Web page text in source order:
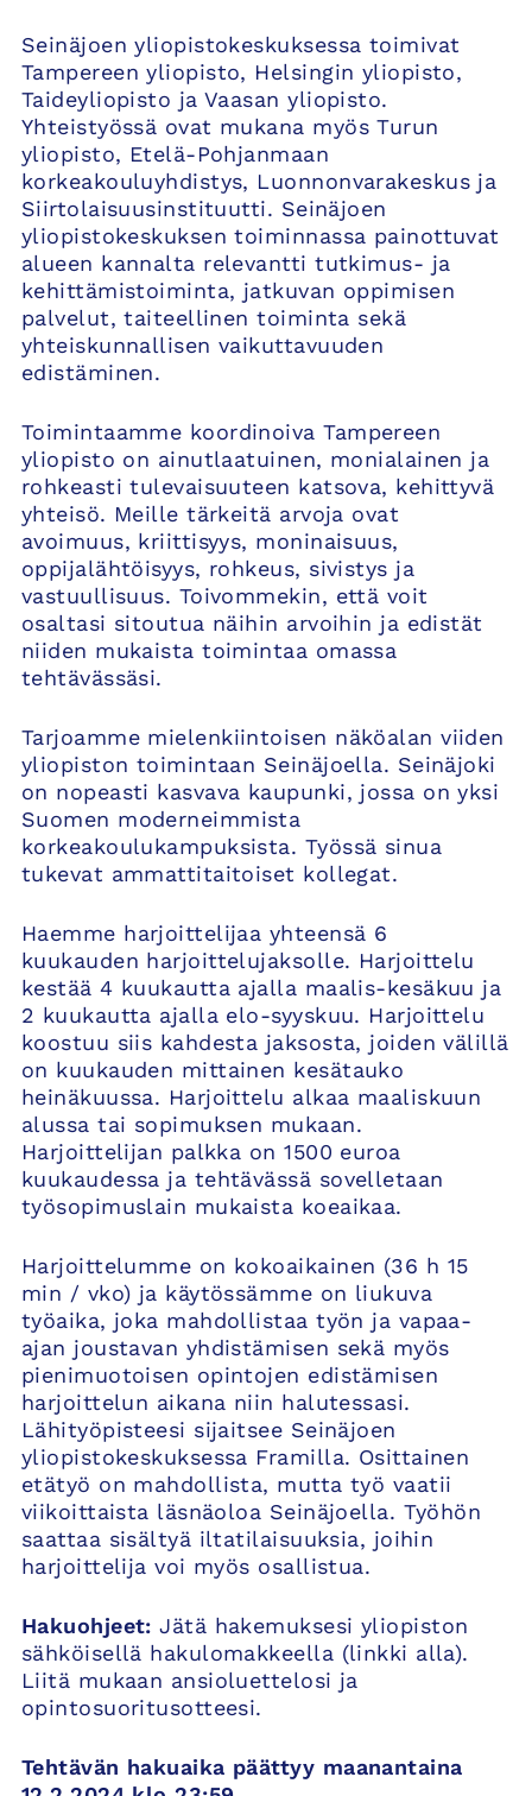
Seinäjoen yliopistokeskuksessa toimivat
Tampereen yliopisto, Helsingin yliopisto,
Taideyliopisto ja Vaasan yliopisto.
Yhteistyössä ovat mukana myös Turun
yliopisto, Etelä-Pohjanmaan
korkeakouluyhdistys, Luonnonvarakeskus ja
Siirtolaisuusinstituutti. Seinäjoen
yliopistokeskuksen toiminnassa painottuvat
alueen kannalta relevantti tutkimus- ja
kehittämistoiminta, jatkuvan oppimisen
palvelut, taiteellinen toiminta sekä
yhteiskunnallisen vaikuttavuuden
edistäminen.
Toimintaamme koordinoiva Tampereen
yliopisto on ainutlaatuinen, monialainen ja
rohkeasti tulevaisuuteen katsova, kehittyvä
yhteisö. Meille tärkeitä arvoja ovat
avoimuus, kriittisyys, moninaisuus,
oppijalähtöisyys, rohkeus, sivistys ja
vastuullisuus. Toivommekin, että voit
osaltasi sitoutua näihin arvoihin ja edistät
niiden mukaista toimintaa omassa
tehtävässäsi.
Tarjoamme mielenkiintoisen näköalan viiden
yliopiston toimintaan Seinäjoella. Seinäjoki
on nopeasti kasvava kaupunki, jossa on yksi
Suomen moderneimmista
korkeakoulukampuksista. Työssä sinua
tukevat ammattitaitoiset kollegat.
Haemme harjoittelijaa yhteensä 6
kuukauden harjoittelujaksolle. Harjoittelu
kestää 4 kuukautta ajalla maalis-kesäkuu ja
2 kuukautta ajalla elo-syyskuu. Harjoittelu
koostuu siis kahdesta jaksosta, joiden välillä
on kuukauden mittainen kesätauko
heinäkuussa. Harjoittelu alkaa maaliskuun
alussa tai sopimuksen mukaan.
Harjoittelijan palkka on 1500 euroa
kuukaudessa ja tehtävässä sovelletaan
työsopimuslain mukaista koeaikaa.
Harjoittelumme on kokoaikainen (36 h 15
min / vko) ja käytössämme on liukuva
työaika, joka mahdollistaa työn ja vapaa-
ajan joustavan yhdistämisen sekä myös
pienimuotoisen opintojen edistämisen
harjoittelun aikana niin halutessasi.
Lähityöpisteesi sijaitsee Seinäjoen
yliopistokeskuksessa Framilla. Osittainen
etätyö on mahdollista, mutta työ vaatii
viikoittaista läsnäoloa Seinäjoella. Työhön
saattaa sisältyä iltatilaisuuksia, joihin
harjoittelija voi myös osallistua.
Hakuohjeet: Jätä hakemuksesi yliopiston
sähköisellä hakulomakkeella (linkki alla).
Liitä mukaan ansioluettelosi ja
opintosuoritusotteesi.
Tehtävän hakuaika päättyy maanantaina